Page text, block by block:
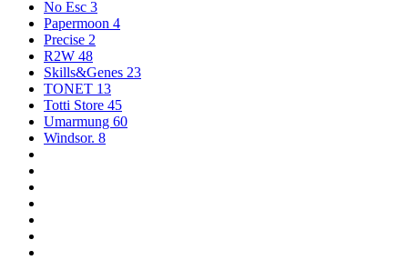
No Esc 3
Papermoon 4
Precise 2
R2W 48
Skills&Genes 23
TONET 13
Totti Store 45
Umarmung 60
Windsor. 8